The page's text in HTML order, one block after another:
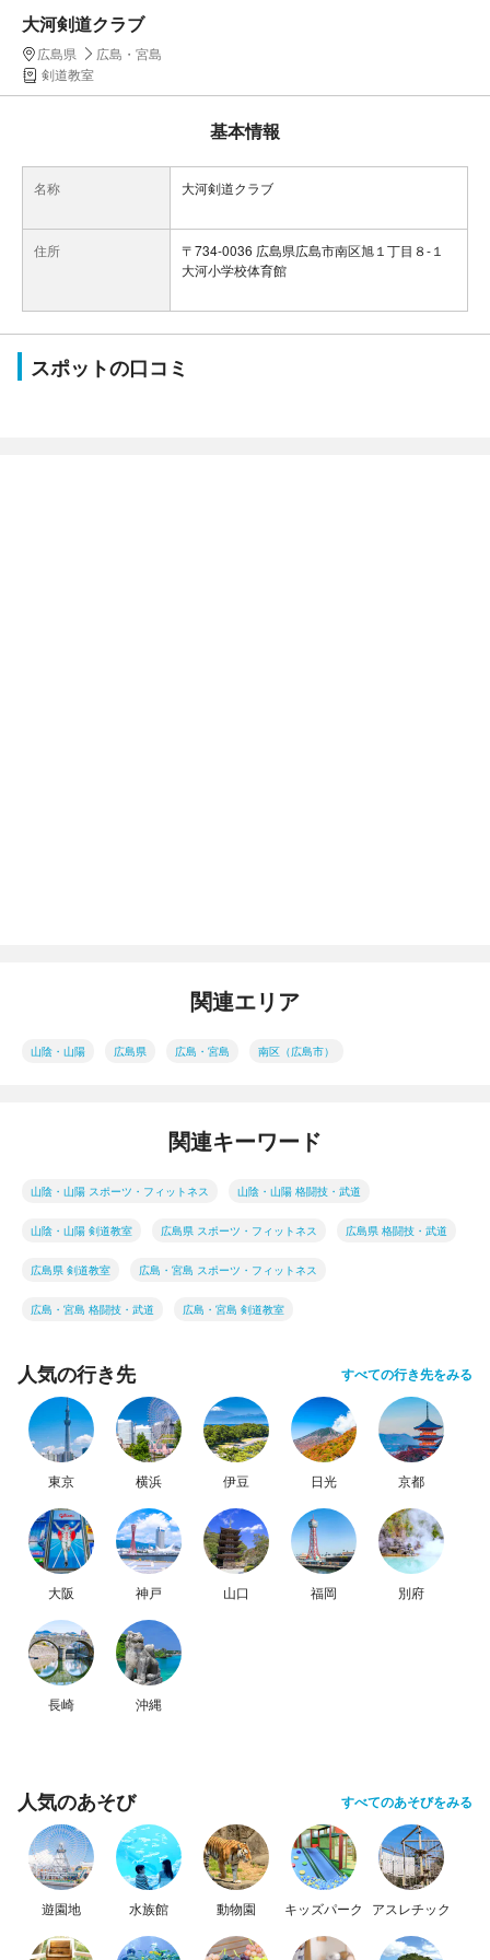
大河剣道クラブ
広島県
広島・宮島
剣道教室
基本情報
名称 大河剣道クラブ
住所
〒734-0036 広島県広島市南区旭１丁目８-１
大河小学校体育館
スポットの口コミ
関連エリア
山陰・山陽 広島県 広島・宮島 南区（広島市）
関連キーワード
山陰・山陽 スポーツ・フィットネス 山陰・山陽 格闘技・武道
山陰・山陽 剣道教室 広島県 スポーツ・フィットネス 広島県 格闘技・武道
広島県 剣道教室 広島・宮島 スポーツ・フィットネス
広島・宮島 格闘技・武道 広島・宮島 剣道教室
人気の行き先 すべての行き先をみる
東京 横浜 伊豆 日光 京都
大阪 神戸 山口 福岡 別府
長崎 沖縄
人気のあそび すべてのあそびをみる
遊園地 水族館 動物園 キッズパーク アスレチック